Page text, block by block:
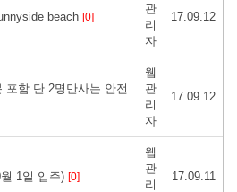
beach [0]
관
리
자
17.09.12
포함 단 2명만사는 안전
웹
관
리
자
17.09.12
1일 입주) [0]
웹
관
리
17.09.11